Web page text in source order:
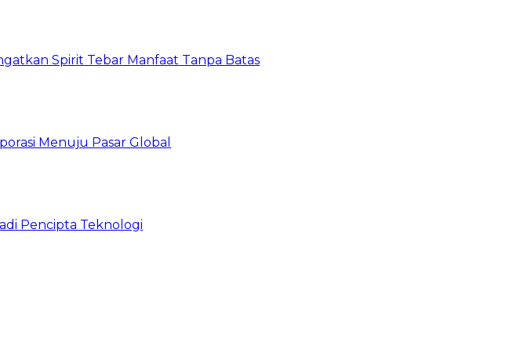
Spirit Tebar Manfaat Tanpa Batas
Menuju Pasar Global
Pencipta Teknologi